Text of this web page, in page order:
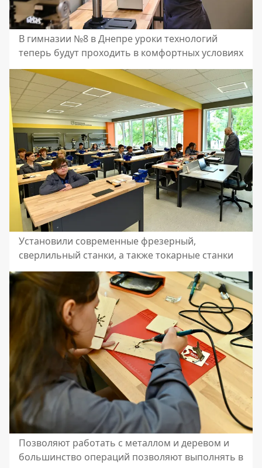
В гимназии №8 в Днепре уроки технологий
теперь будут проходить в комфортных условиях
Установили современные фрезерный,
сверлильный станки, а также токарные станки
Позволяют работать с металлом и деревом и
большинство операций позволяют выполнять в